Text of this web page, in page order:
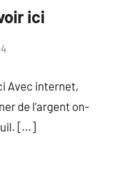
ici
Avec internet,
de l’argent on-
[…]